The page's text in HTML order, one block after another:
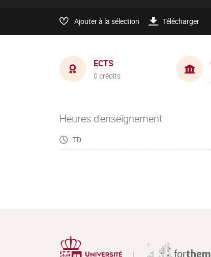
Ajouter à la sélection Télécharger
ECTS
0 crédits
Heures d'enseignement
TD